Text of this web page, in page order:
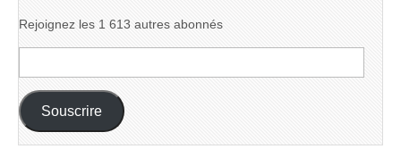
Rejoignez les 1 613 autres abonnés
e-
mail :
Souscrire